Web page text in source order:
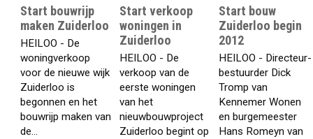
Start bouwrijp
maken Zuiderloo
HEILOO - De
woningverkoop
voor de nieuwe wijk
Zuiderloo is
begonnen en het
bouwrijp maken van
de...
Start verkoop
woningen in
Zuiderloo
HEILOO - De
verkoop van de
eerste woningen
van het
nieuwbouwproject
Zuiderloo begint op
Start bouw
Zuiderloo begin
2012
HEILOO - Directeur-
bestuurder Dick
Tromp van
Kennemer Wonen
en burgemeester
Hans Romeyn van